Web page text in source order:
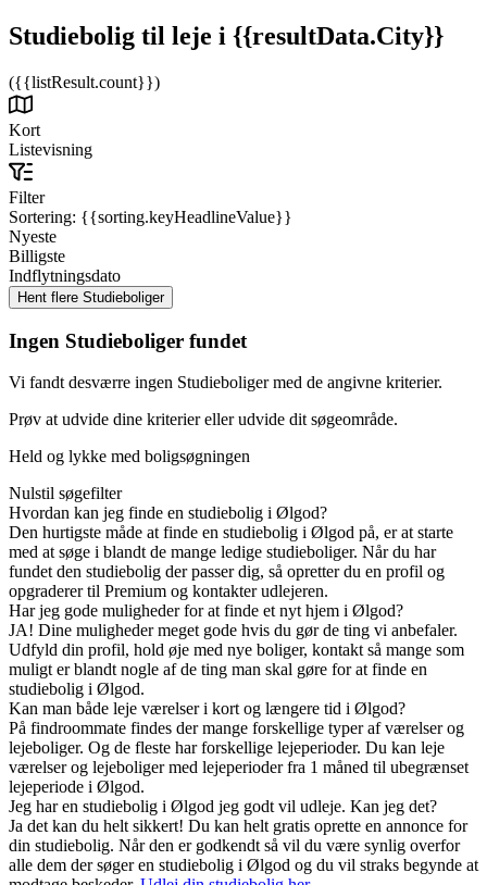
Studiebolig til leje i {{resultData.City}}
({{listResult.count}})
Kort
Listevisning
Filter
Sortering: {{sorting.keyHeadlineValue}}
Nyeste
Billigste
Indflytningsdato
Ingen Studieboliger fundet
Vi fandt desværre ingen Studieboliger med de angivne kriterier.
Prøv at udvide dine kriterier eller udvide dit søgeområde.
Held og lykke med boligsøgningen
Nulstil søgefilter
Hvordan kan jeg finde en studiebolig i Ølgod?
Den hurtigste måde at finde en studiebolig i Ølgod på, er at starte
med at søge i blandt de mange ledige studieboliger. Når du har
fundet den studiebolig der passer dig, så opretter du en profil og
opgraderer til Premium og kontakter udlejeren.
Har jeg gode muligheder for at finde et nyt hjem i Ølgod?
JA! Dine muligheder meget gode hvis du gør de ting vi anbefaler.
Udfyld din profil, hold øje med nye boliger, kontakt så mange som
muligt er blandt nogle af de ting man skal gøre for at finde en
studiebolig i Ølgod.
Kan man både leje værelser i kort og længere tid i Ølgod?
På findroommate findes der mange forskellige typer af værelser og
lejeboliger. Og de fleste har forskellige lejeperioder. Du kan leje
værelser og lejeboliger med lejeperioder fra 1 måned til ubegrænset
lejeperiode i Ølgod.
Jeg har en studiebolig i Ølgod jeg godt vil udleje. Kan jeg det?
Ja det kan du helt sikkert! Du kan helt gratis oprette en annonce for
din studiebolig. Når den er godkendt så vil du være synlig overfor
alle dem der søger en studiebolig i Ølgod og du vil straks begynde at